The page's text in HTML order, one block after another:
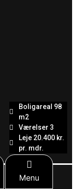
Menu
Boligareal 98
m2
Værelser 3
Leje 20.400 kr.
pr. mdr.